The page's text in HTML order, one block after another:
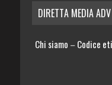
DIRETTA MEDIA
Chi siamo – Codice